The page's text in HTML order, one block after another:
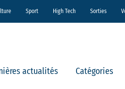
Sport High Tech Sorties
actualités Catégories